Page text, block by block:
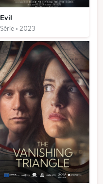
Evil
Série • 2023